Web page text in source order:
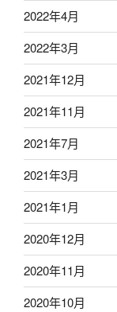
2022年4月
2022年3月
2021年12月
2021年11月
2021年7月
2021年3月
2021年1月
2020年12月
2020年11月
2020年10月